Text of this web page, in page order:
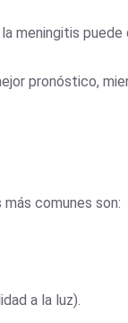
puede
pronóstico,
comunes son:
a la luz).